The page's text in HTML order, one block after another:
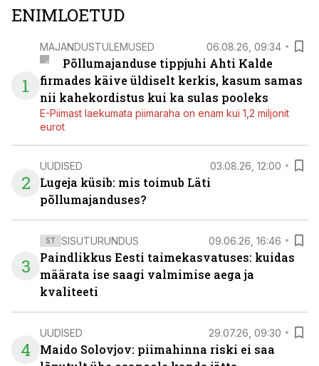
ENIMLOETUD
1
MAJANDUSTULEMUSED 06.08.26, 09:34
Põllumajanduse tippjuhi Ahti Kalde
firmades käive üldiselt kerkis, kasum samas
nii kahekordistus kui ka sulas pooleks
E-Piimast laekumata piimaraha on enam kui 1,2 miljonit
eurot
2
UUDISED 03.08.26, 12:00
Lugeja küsib: mis toimub Läti
põllumajanduses?
3
ST SISUTURUNDUS 09.06.26, 16:46
Paindlikkus Eesti taimekasvatuses: kuidas
määrata ise saagi valmimise aega ja
kvaliteeti
4
UUDISED 29.07.26, 09:30
Maido Solovjov: piimahinna riski ei saa